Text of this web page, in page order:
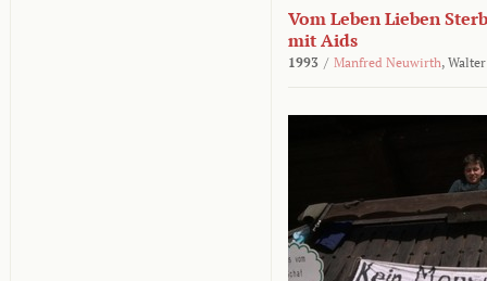
Vom Leben Lieben
mit Aids
1993 / Manfred Neuwirth,